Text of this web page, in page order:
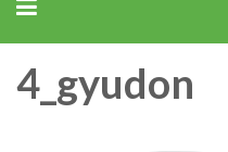
4_gyudon